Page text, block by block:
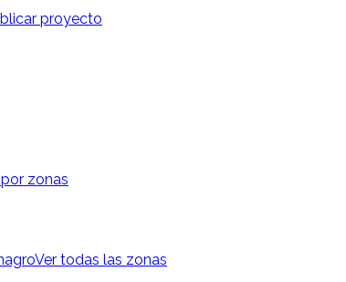
proyecto
zonas
Ver todas las zonas